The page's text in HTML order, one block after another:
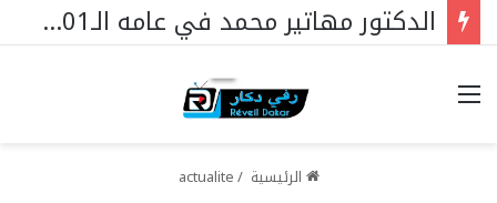
الدكتور مهاتير محمد في عامه الـ101… قائدٌ استثنائي ورمزٌ خالد في مسيرة نهضة ماليزيا.
خيارات
الرئيسية /
actualite